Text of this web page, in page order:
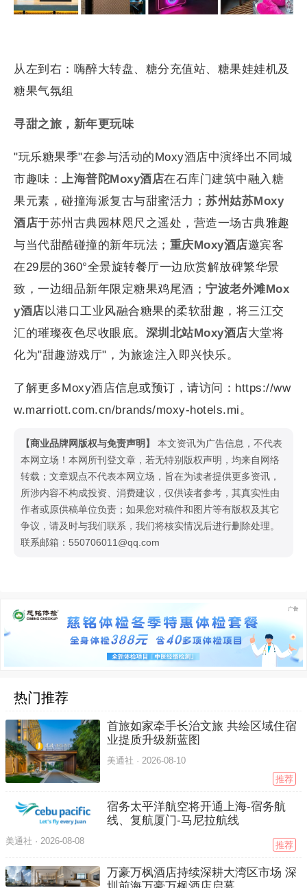
从左到右：嗨醉大转盘、糖分充值站、糖果娃娃机及
糖果气氛组
寻甜之旅，新年更玩味
"玩乐糖果季"在参与活动的Moxy酒店中演绎出不同城
市趣味： 上海普陀Moxy酒店在石库门建筑中融入糖
果元素，碰撞海派复古与甜蜜活力； 苏州姑苏Moxy
酒店于苏州古典园林咫尺之遥处，营造一场古典雅趣
与当代甜酷碰撞的新年玩法； 重庆 Moxy酒店邀宾客
在29层的360°全景旋转餐厅一边欣赏解放碑繁华景
致，一边细品新年限定糖果鸡尾酒； 宁波老外滩 Mox
y酒店以港口工业风融合糖果的柔软甜趣，将三江交
汇的璀璨夜色尽收眼底。 深圳北站Moxy酒店大堂将
化为"甜趣游戏厅"，为旅途注入即兴快乐。
了解更多Moxy酒店信息或预订，请访问：https://ww
w.marriott.com.cn/brands/moxy-hotels.mi。
【商业品牌网版权与免责声明】
本文资讯为广告信息，不代表
本网立场！本网所刊登文章，若无特别版权声明，均来自网络
转载；文章观点不代表本网立场，旨在为读者提供更多资讯，
所涉内容不构成投资、消费建议，仅供读者参考，其真实性由
作者或原供稿单位负责；如果您对稿件和图片等有版权及其它
争议，请及时与我们联系，我们将核实情况后进行删除处理。
联系邮箱：550706011@qq.com
热门推荐
首旅如家牵手长治文旅 共绘区域住宿
业提质升级新蓝图
美通社 ·2026-08-10
推荐
宿务太平洋航空将开通上海-宿务航
线、复航厦门-马尼拉航线
美通社 · 2026-08-08 推荐
万豪万枫酒店持续深耕大湾区市场 深